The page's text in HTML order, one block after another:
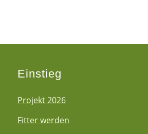
Einstieg
Projekt 2026
Fitter werden